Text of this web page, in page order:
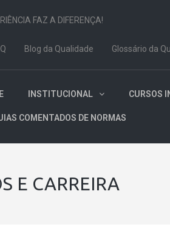
FAZ A DIFERENÇA!
Blog da Qualidade Glossário da
INSTITUCIONAL CURSOS
COMENTADOS DE NORMAS
E CARREIRA